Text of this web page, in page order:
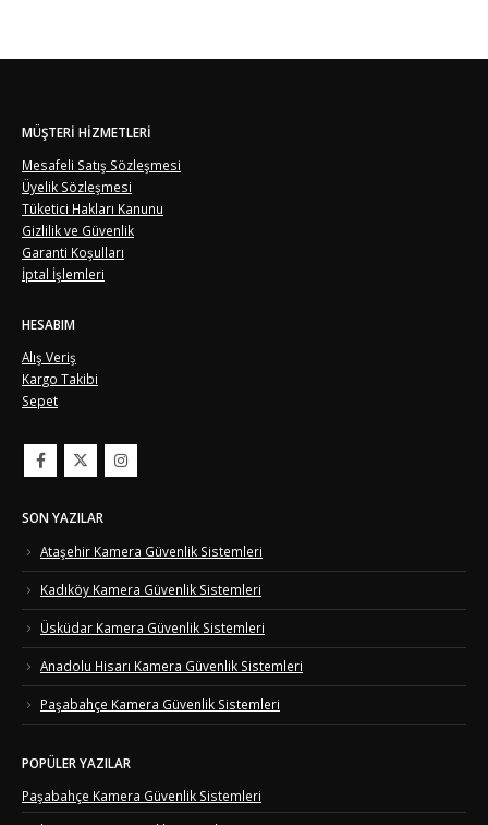
MÜŞTERI HIZMETLERI
Mesafeli Satış Sözleşmesi
Üyelik Sözleşmesi
Tüketici Hakları Kanunu
Gizlilik ve Güvenlik
Garanti Koşulları
İptal İşlemleri
HESABIM
Alış Veriş
Kargo Takibi
Sepet
SON YAZILAR
Ataşehir Kamera Güvenlik Sistemleri
Kadıköy Kamera Güvenlik Sistemleri
Üsküdar Kamera Güvenlik Sistemleri
Anadolu Hisarı Kamera Güvenlik Sistemleri
Paşabahçe Kamera Güvenlik Sistemleri
POPÜLER YAZILAR
Paşabahçe Kamera Güvenlik Sistemleri